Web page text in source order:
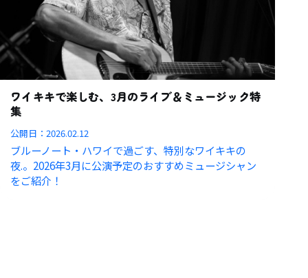
ワイキキで楽しむ、3月のライブ＆ミュージック特
集
公開日：2026.02.12
ブルーノート・ハワイで過ごす、特別なワイキキの
夜.。2026年3月に公演予定のおすすめミュージシャン
をご紹介！